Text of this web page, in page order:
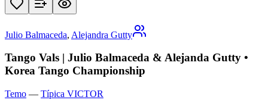
Julio Balmaceda, Alejandra Gutty
Tango Vals | Julio Balmaceda & Alejanda Gutty •
Korea Tango Championship
Temo — Típica VICTOR